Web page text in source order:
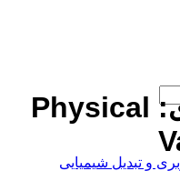
و تبدیل شیمیایی
Physical